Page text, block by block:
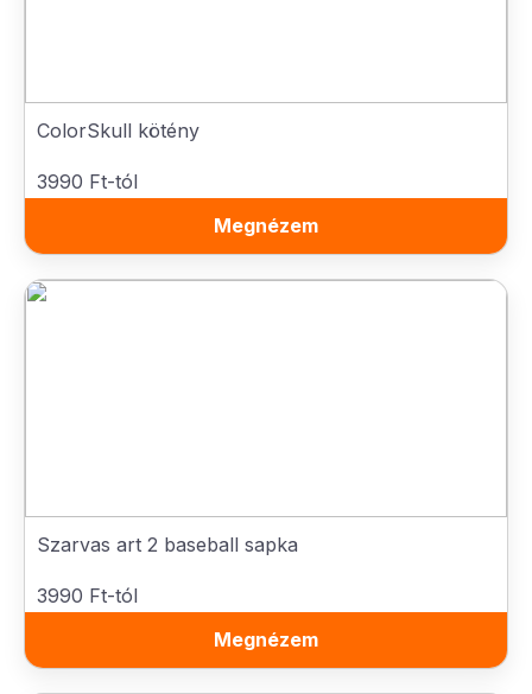
ColorSkull kötény
3990 Ft-tól
Megnézem
Szarvas art 2 baseball sapka
3990 Ft-tól
Megnézem